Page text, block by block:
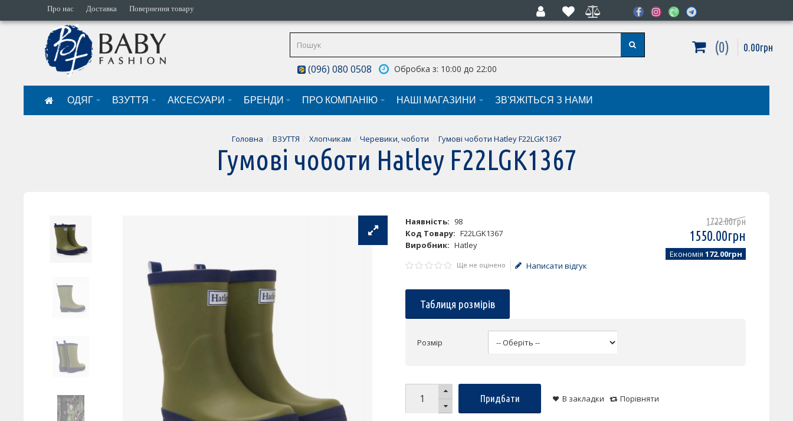
Про нас Доставка Повернення товару
(096) 080 0508 Обробка з: 10:00 до 22:00
0 0.00грн
ОДЯГ ВЗУТТЯ АКСЕСУАРИ БРЕНДИ ПРО КОМПАНІЮ НАШI МАГАЗИНИ ЗВ'ЯЖІТЬСЯ З НАМИ
Головна ВЗУТТЯ Хлопчикам Черевики, чоботи Гумові чоботи Hatley F22LGK1367
Гумові чоботи Hatley F22LGK1367
Наявність: 98
Код Товару: F22LGK1367
Виробник: Hatley
1722.00грн
1550.00грн
Економія 172.00грн
Ще не оцінено Написати відгук
Таблиця розмірів
Розмір
Придбати В закладки Порівняти